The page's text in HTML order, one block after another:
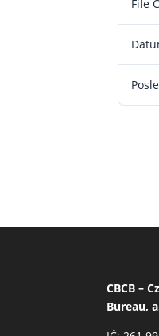
File
CBCB –
Bureau,